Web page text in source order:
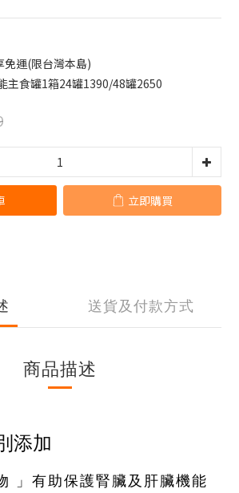
運(限台灣本島)
主食罐1箱24罐1390/48罐2650
立即購買
送貨及付款方式
商品描述
添加
」有助保護腎臟及肝臟機能